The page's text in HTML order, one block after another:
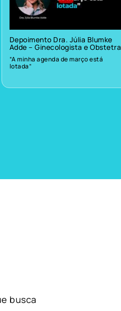
Depoimento Dra. Júlia Blumke
Adde – Ginecologista e Obstetra
“A minha agenda de março está
lotada”
busca